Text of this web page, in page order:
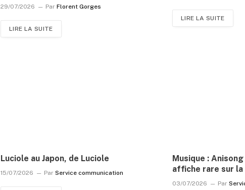
29/07/2026 Par Florent Gorges
LIRE LA SUITE
LIRE LA SUITE
Luciole au Japon, de Luciole
15/07/2026 Par Service communication
Musique :
affiche rare sur la
03/07/2026 Par